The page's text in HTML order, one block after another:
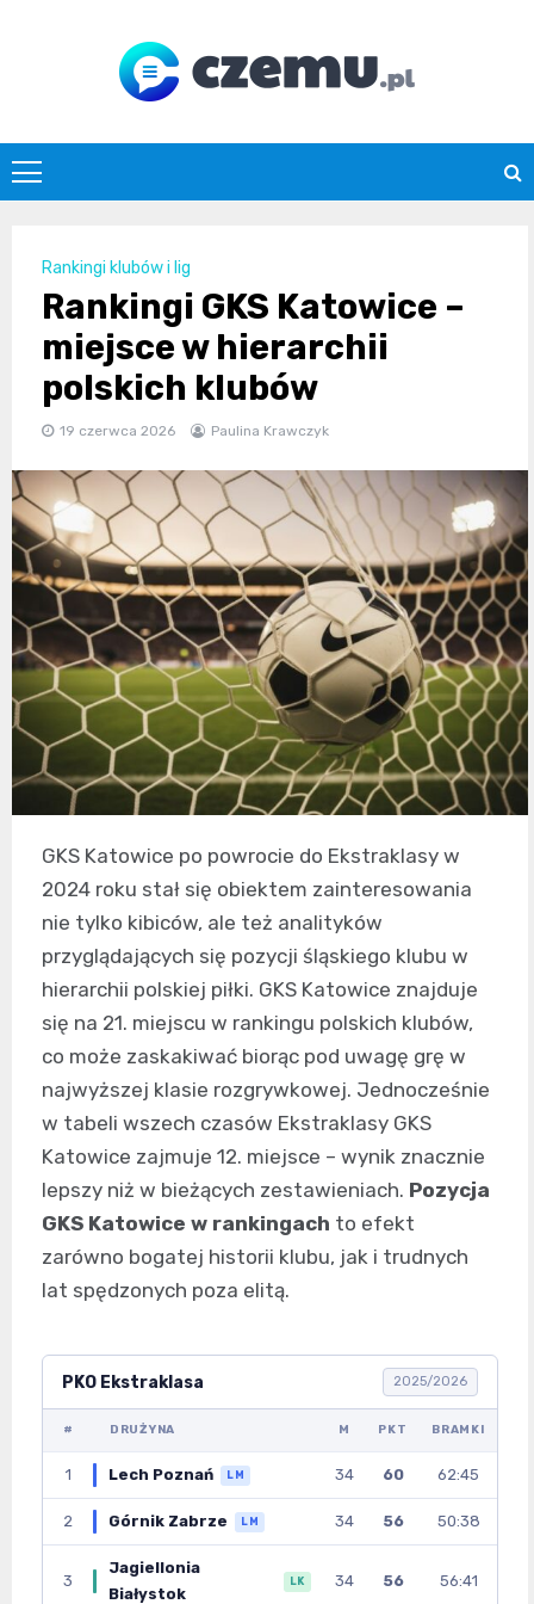
czemu.pl
Rankingi klubów i lig
Rankingi GKS Katowice –
miejsce w hierarchii
polskich klubów
19 czerwca 2026 Paulina Krawczyk
GKS Katowice po powrocie do Ekstraklasy w
2024 roku stał się obiektem zainteresowania
nie tylko kibiców, ale też analityków
przyglądających się pozycji śląskiego klubu w
hierarchii polskiej piłki. GKS Katowice znajduje
się na 21. miejscu w rankingu polskich klubów,
co może zaskakiwać biorąc pod uwagę grę w
najwyższej klasie rozgrywkowej. Jednocześnie
w tabeli wszech czasów Ekstraklasy GKS
Katowice zajmuje 12. miejsce – wynik znacznie
lepszy niż w bieżących zestawieniach. Pozycja
GKS Katowice w rankingach to efekt
zarówno bogatej historii klubu, jak i trudnych
lat spędzonych poza elitą.
PKO Ekstraklasa 2025/2026
# DRUŻYNA M PKT BRAMKI
1 Lech Poznań LM 34 60 62:45
2 Górnik Zabrze LM 34 56 50:38
3
Jagiellonia
Białystok
LK 34 56 56:41